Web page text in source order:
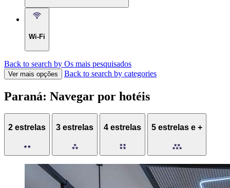
Wi-Fi
Back to search by Os mais pesquisados
Ver mais opções Back to search by categories
Paraná: Navegar por hotéis
2 estrelas 3 estrelas 4 estrelas 5 estrelas e +